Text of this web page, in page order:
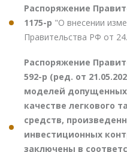
Распоряжение
1175-р "О внесении
Правительства РФ от
Распоряжение
592-р (ред. от
моделей
качестве легкового
средств,
инвестиционных
заключены в